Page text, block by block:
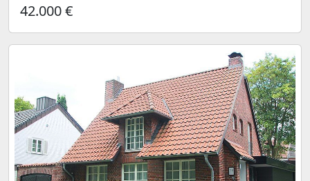
42.000 €